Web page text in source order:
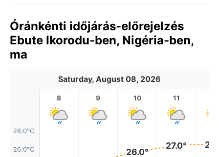
Óránkénti időjárás-előrejelzés
Ebute Ikorodu-ben, Nigéria-ben,
ma
Saturday, August 08, 2026
28.0°C
26.0°C
8 9 10
26.0°
11
27.0°